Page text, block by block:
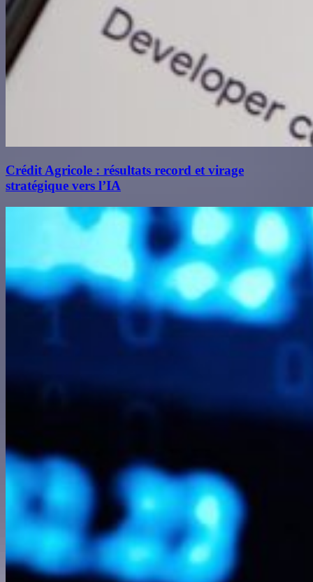
Crédit Agricole : résultats record et virage
stratégique vers l’IA